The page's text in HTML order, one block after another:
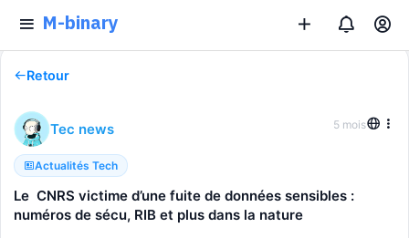
M-binary
Retour
Tec news 5 mois
Actualités Tech
Le CNRS victime d’une fuite de données sensibles :
numéros de sécu, RIB et plus dans la nature